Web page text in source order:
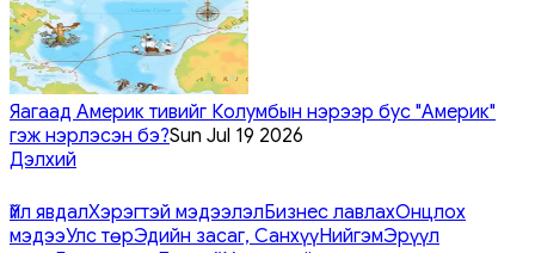
Яагаад Америк тивийг Колумбын нэрээр бус "Америк"
гэж нэрлэсэн бэ?Sun Jul 19 2026
Дэлхий
Үйл явдалХэрэгтэй мэдээлэлБизнес лавлахОнцлох
мэдээУлс төрЭдийн засаг, СанхүүНийгэмЭрүүл